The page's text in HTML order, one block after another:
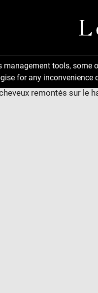
management tools,
for any inconvenience